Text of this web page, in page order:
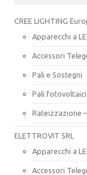
CREE LIGHTING
Apparecchi a
Accessori
Pali e Sostegni
Pali fotovoltaici
Rateizzazione
ELETTROVIT SRL
Apparecchi a
Accessori